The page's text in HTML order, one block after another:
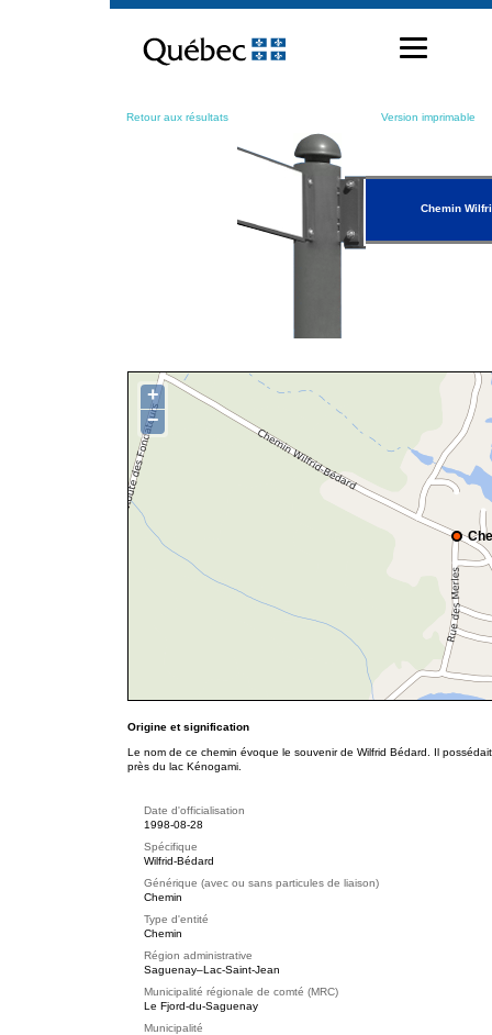
contenu
Retour aux résultats Version imprimable
Chemin
+
−
Origine et signification
Le nom de ce chemin évoque le souvenir de Wilfrid Bédard. Il
près du lac Kénogami.
Date d'officialisation
1998-08-28
Spécifique
Wilfrid-Bédard
Générique (avec ou sans particules de liaison)
Chemin
Type d'entité
Chemin
Région administrative
Saguenay–Lac-Saint-Jean
Municipalité régionale de comté (MRC)
Le Fjord-du-Saguenay
Municipalité